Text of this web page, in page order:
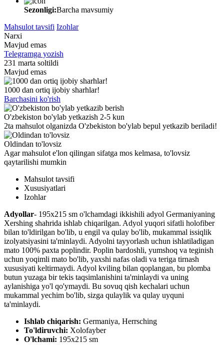
Sezonligi:Barcha mavsumiy
Mahsulot tavsifi Izohlar
Narxi
Mavjud emas
Telegramga yozish
231 marta soltildi
Mavjud emas
1000 dan ortiq ijobiy sharhlar!
Barchasini ko'rish
O'zbekiston bo'ylab yetkazish 2-5 kun
2ta mahsulot olganizda O'zbekiston bo'ylab bepul yetkazib beriladi!
Oldindan to'lovsiz
Agar mahsulot e'lon qilingan sifatga mos kelmasa, to'lovsiz
qaytarilishi mumkin
Mahsulot tavsifi
Xususiyatlari
Izohlar
Adyollar- 195x215 sm o'lchamdagi ikkishili adyol Germaniyaning
Xershing shahrida ishlab chiqarilgan. Adyol yuqori sifatli holofiber
bilan to'ldirilgan bo'lib, u engil va qulay bo'lib, mukammal issiqlik
izolyatsiyasini ta'minlaydi. Adyolni tayyorlash uchun ishlatiladigan
mato 100% paxta poplindir. Poplin bardoshli, yumshoq va teginish
uchun yoqimli mato bo'lib, yaxshi nafas oladi va teriga tirnash
xususiyati keltirmaydi. Adyol kviling bilan qoplangan, bu plomba
butun yuzaga bir tekis taqsimlanishini ta'minlaydi va uning
aylanishiga yo'l qo'ymaydi. Bu sovuq qish kechalari uchun
mukammal yechim bo'lib, sizga qulaylik va qulay uyquni
ta'minlaydi.
Ishlab chiqarish: Germaniya, Herrsching
To'ldiruvchi: Xolofayber
O'lchami: 195х215 sm